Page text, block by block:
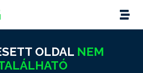
OLDAL NEM